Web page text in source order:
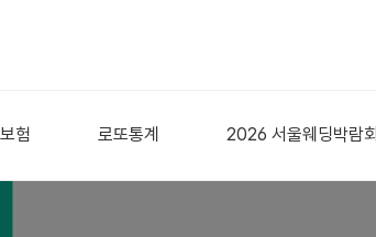
험 로또통계 2026 서울웨딩박람회